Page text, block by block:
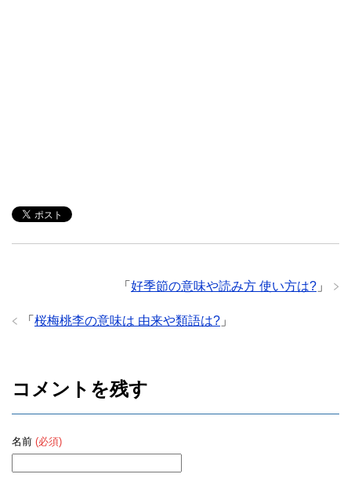
「 好季節の意味や読み方 使い方は? 」
「 桜梅桃李の意味は 由来や類語は? 」
コメントを残す
名前 (必須)